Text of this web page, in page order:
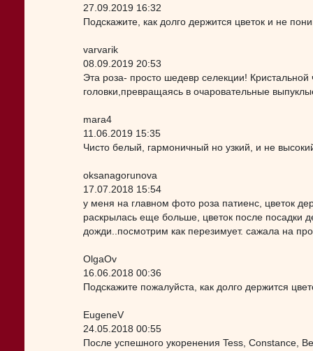
27.09.2019 16:32
Подскажите, как долго держится цветок и не
varvarik
08.09.2019 20:53
Эта роза- просто шедевр селекции!
головки,превращаясь в очаровательные
mara4
11.06.2019 15:35
Чисто белый, гармоничный но узкий, и не
oksanagorunova
17.07.2018 15:54
у меня на главном фото роза патиенс, цветок
раскрылась еще больше, цветок после посадки
дожди..посмотрим как перезимует. сажала на
OlgaOv
16.06.2018 00:36
Подскажите пожалуйста, как долго держится
EugeneV
24.05.2018 00:55
После успешного укоренения Tess, Constance,